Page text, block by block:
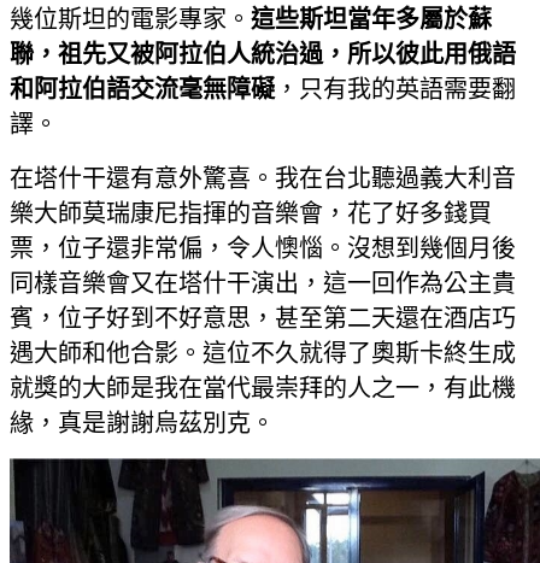
幾位斯坦的電影專家。 這些斯坦當年多屬於蘇
聯，祖先又被阿拉伯人統治過，所以彼此用俄語
和阿拉伯語交流毫無障礙 ，只有我的英語需要翻
譯。
在塔什干還有意外驚喜。我在台北聽過義大利音
樂大師莫瑞康尼指揮的音樂會，花了好多錢買
票，位子還非常偏，令人懊惱。沒想到幾個月後
同樣音樂會又在塔什干演出，這一回作為公主貴
賓，位子好到不好意思，甚至第二天還在酒店巧
遇大師和他合影。這位不久就得了奧斯卡終生成
就獎的大師是我在當代最崇拜的人之一，有此機
緣，真是謝謝烏茲別克。